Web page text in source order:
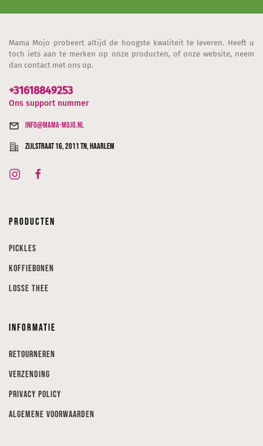
Mama Mojo probeert altijd de hoogste kwaliteit te leveren. Heeft u
toch iets aan te merken op onze producten, of onze website, neem
dan contact met ons op.
+31618849253
Ons support nummer
info@mama-mojo.nl
Zijlstraat 16, 2011 TN, Haarlem
Producten
Pickles
Koffiebonen
Losse thee
Informatie
Retourneren
Verzending
Privacy Policy
Algemene voorwaarden